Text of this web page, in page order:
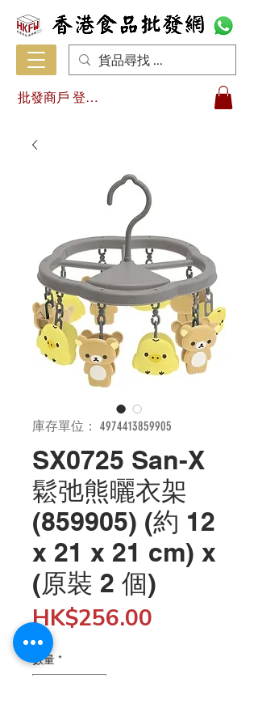
批發商戶 登入/註冊
庫存單位： 4974413859905
SX0725 San-X
鬆弛熊曬衣架
(859905) (約 12
x 21 x 21 cm) x
(原裝 2 個)
HK$256.00
數量 *